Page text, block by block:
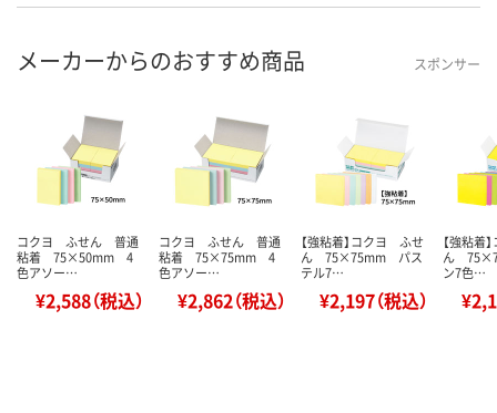
メーカーからのおすすめ商品 スポンサー
コクヨ ふせん 普通
粘着 75×50mm 4
色アソー…
¥2,588（税込）
コクヨ ふせん 普通
粘着 75×75mm 4
色アソー…
¥2,862（税込）
【強粘着】コクヨ ふせ
ん 75×75mm パス
テル7…
¥2,197（税込）
【強粘着
ん
ン7色…